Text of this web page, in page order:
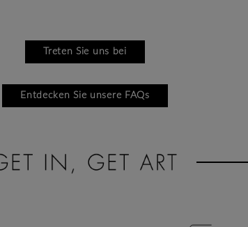
Treten Sie uns bei
Entdecken Sie unsere FAQs